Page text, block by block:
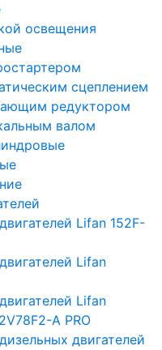
освещения
сцеплением
редуктором
валом
Lifan 152F-
Lifan
Lifan
A PRO
двигателей